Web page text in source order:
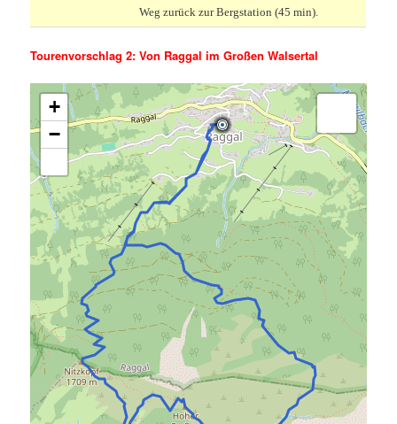
Weg zurück zur Bergstation (45 min).
Tourenvorschlag 2: Von Raggal im Großen Walsertal
+
−